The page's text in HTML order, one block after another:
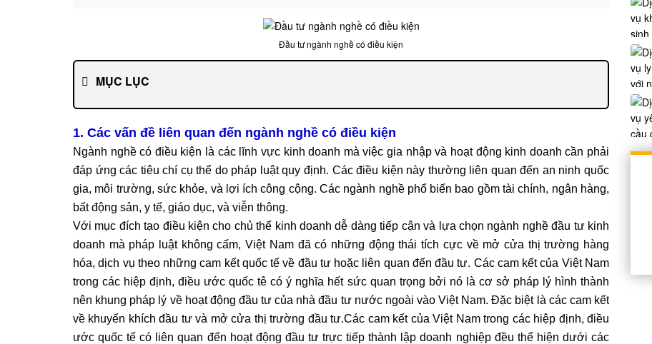
Đầu tư ngành nghề có điều kiện
MỤC LỤC
1. Các vấn đề liên quan đến ngành nghề có điều kiện
Ngành nghề có điều kiện là các lĩnh vực kinh doanh mà việc gia nhập và hoạt động kinh doanh cần phải
đáp ứng các tiêu chí cụ thể do pháp luật quy định. Các điều kiện này thường liên quan đến an ninh quốc
gia, môi trường, sức khỏe, và lợi ích công cộng. Các ngành nghề phổ biến bao gồm tài chính, ngân hàng,
bất động sản, y tế, giáo dục, và viễn thông.
Với mục đích tạo điều kiện cho chủ thể kinh doanh dễ dàng tiếp cận và lựa chọn ngành nghề đầu tư kinh
doanh mà pháp luật không cấm, Việt Nam đã có những động thái tích cực về mở cửa thị trường hàng
hóa, dịch vụ theo những cam kết quốc tế về đầu tư hoặc liên quan đến đầu tư. Các cam kết của Việt Nam
trong các hiệp định, điều ước quốc tê có ý nghĩa hết sức quan trọng bởi nó là cơ sở pháp lý hình thành
nên khung pháp lý về hoạt động đầu tư của nhà đầu tư nước ngoài vào Việt Nam. Đặc biệt là các cam kết
về khuyến khích đầu tư và mở cửa thị trường đầu tư.Các cam kết của Việt Nam trong các hiệp định, điều
ước quốc tế có liên quan đến hoạt động đầu tư trực tiếp thành lập doanh nghiệp đều thể hiện dưới các